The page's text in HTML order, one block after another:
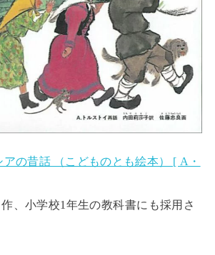
の昔話 （こどものとも絵本） [ A・
、小学校1年生の教科書にも採用さ